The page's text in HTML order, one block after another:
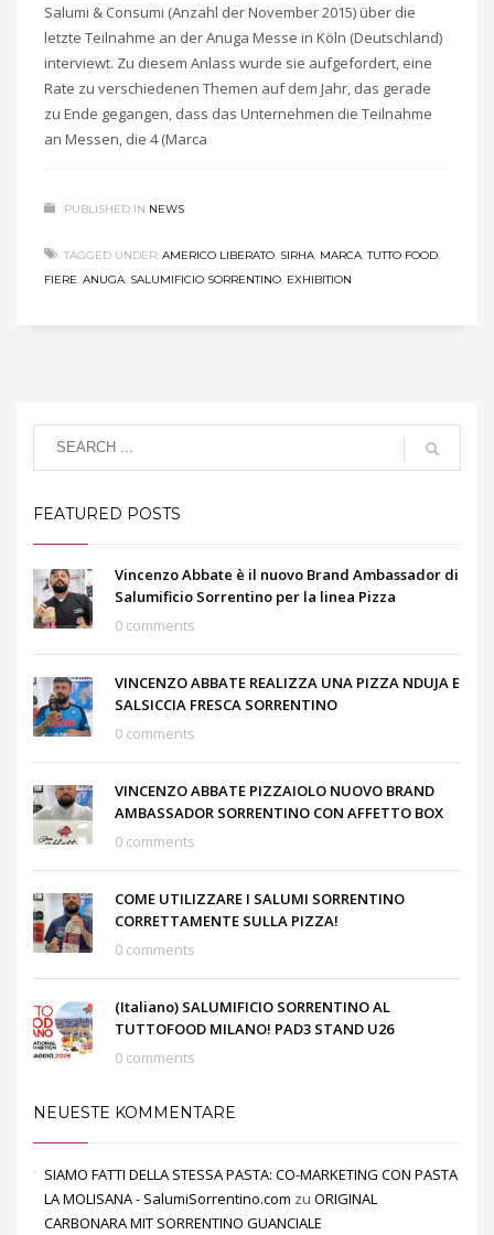
Salumi & Consumi (Anzahl der November 2015) über die
letzte Teilnahme an der Anuga Messe in Köln (Deutschland)
interviewt. Zu diesem Anlass wurde sie aufgefordert, eine
Rate zu verschiedenen Themen auf dem Jahr, das gerade
zu Ende gegangen, dass das Unternehmen die Teilnahme
an Messen, die 4 (Marca
PUBLISHED IN NEWS
TAGGED UNDER: AMERICO LIBERATO, SIRHA, MARCA,TUTTO FOOD,
FIERE, ANUGA, SALUMIFICIO SORRENTINO, EXHIBITION
FEATURED POSTS
Vincenzo Abbate è il nuovo Brand Ambassador di
Salumificio Sorrentino per la linea Pizza
0 comments
VINCENZO ABBATE REALIZZA UNA PIZZA NDUJA E
SALSICCIA FRESCA SORRENTINO
0 comments
VINCENZO ABBATE PIZZAIOLO NUOVO BRAND
AMBASSADOR SORRENTINO CON AFFETTO BOX
0 comments
COME UTILIZZARE I SALUMI SORRENTINO
CORRETTAMENTE SULLA PIZZA!
0 comments
(Italiano) SALUMIFICIO SORRENTINO AL
TUTTOFOOD MILANO! PAD3 STAND U26
0 comments
NEUESTE KOMMENTARE
SIAMO FATTI DELLA STESSA PASTA: CO-MARKETING CON PASTA
LA MOLISANA - SalumiSorrentino.com zu ORIGINAL
CARBONARA MIT SORRENTINO GUANCIALE